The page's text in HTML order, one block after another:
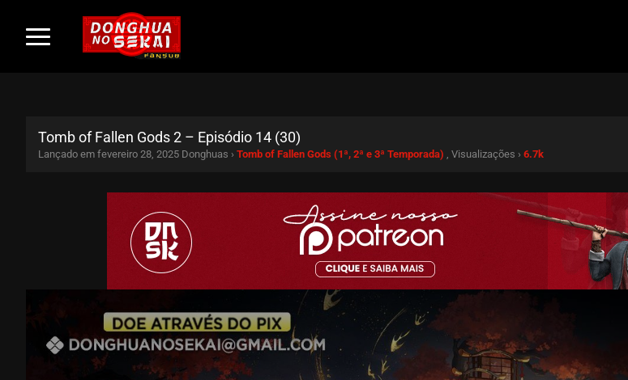
Tomb of Fallen Gods 2 – Episódio 14 (30)
Lançado em fevereiro 28, 2025 Donghuas › Tomb of Fallen Gods (1ª, 2ª e 3ª Temporada) , Visualizações › 6.7k